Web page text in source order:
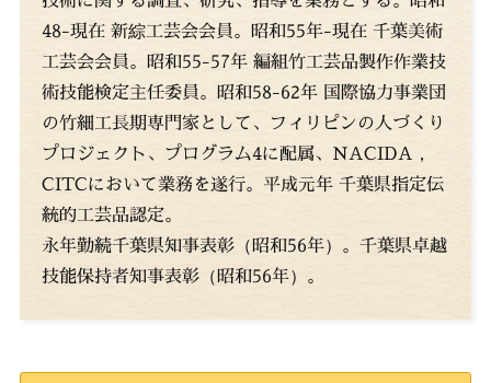
48-現在 新綜工芸会会員。昭和55年-現在 千葉美術
工芸会会員。昭和55-57年 編組竹工芸品製作作業技
術技能検定主任委員。昭和58-62年 国際協力事業団
の竹細工長期専門家として、フィリピンの人づくり
プロジェクト、プログラム4に配属、NACIDA，
CITCにおいて業務を遂行。平成元年 千葉県指定伝
統的工芸品認定。
永年勤続千葉県知事表彰（昭和56年）。千葉県卓越
技能保持者知事表彰（昭和56年）。